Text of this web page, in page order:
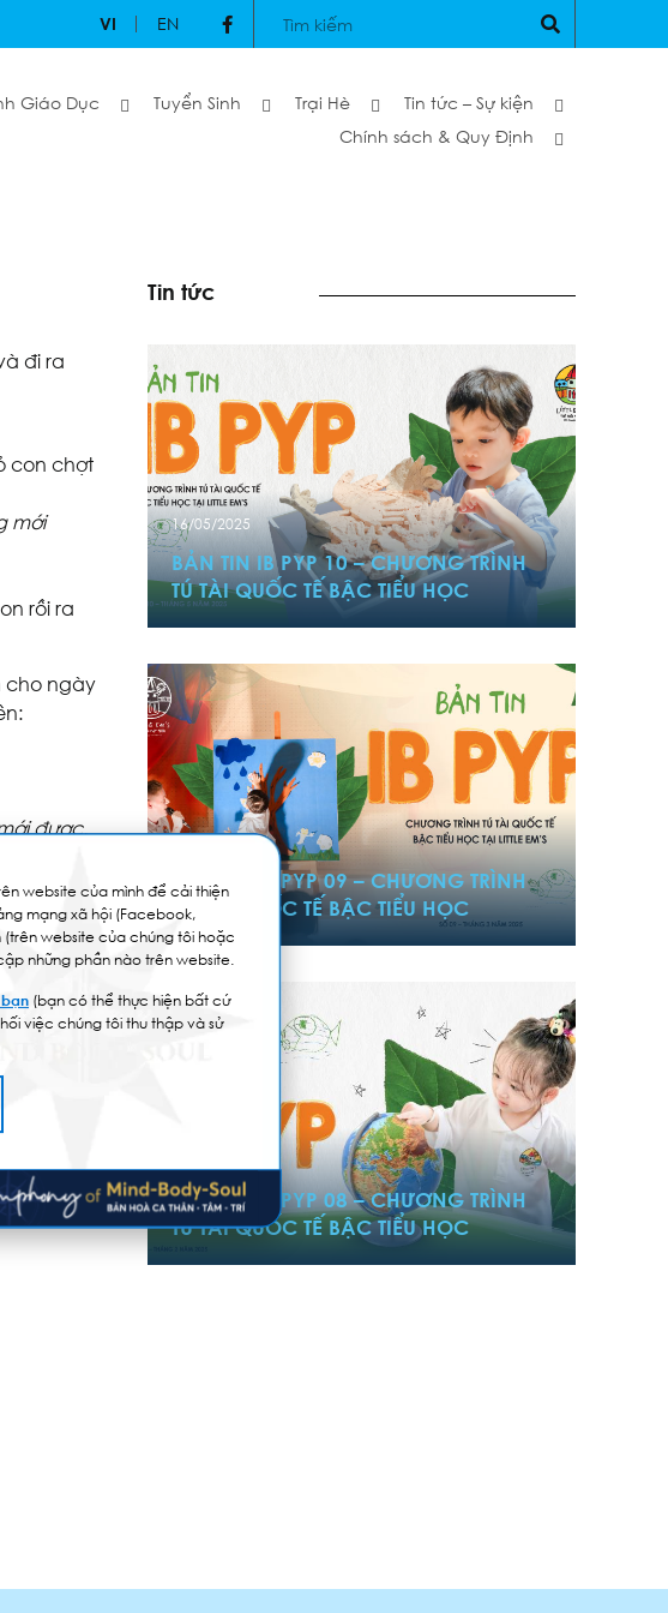
VI EN
Giáo Dục Tuyển Sinh Trại Hè
Tin tức – Sự kiện
Chính sách & Quy Định
đi ra
con chợt
mới
rồi ra
cho ngày
được.
bàn
con
mới
dậy,
trắng.
Tin tức
BẢN TIN IB PYP 10 – CHƯƠNG TRÌNH
TÚ TÀI QUỐC TẾ BẬC TIỂU HỌC
16/05/2025
BẢN TIN IB PYP 09 – CHƯƠNG TRÌNH
TÚ TÀI QUỐC TẾ BẬC TIỂU HỌC
BẢN TIN IB PYP 08 – CHƯƠNG TRÌNH
TÚ TÀI QUỐC TẾ BẬC TIỂU HỌC
website của mình để cải thiện
mạng xã hội (Facebook,
(trên website của chúng tôi hoặc
những phần nào trên website.
(bạn có thể thực hiện bất cứ
việc chúng tôi thu thập và sử